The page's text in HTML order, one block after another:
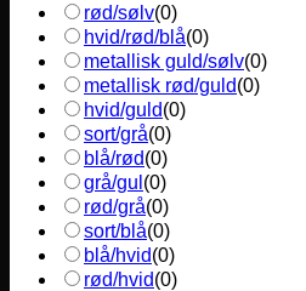
rød/sølv(0)
hvid/rød/blå(0)
metallisk guld/sølv(0)
metallisk rød/guld(0)
hvid/guld(0)
sort/grå(0)
blå/rød(0)
grå/gul (0)
rød/grå(0)
sort/blå(0)
blå/hvid(0)
rød/hvid(0)